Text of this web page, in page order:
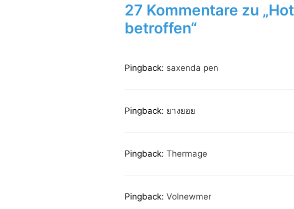
27 Kommentare zu
betroffen“
Pingback: saxenda pen
Pingback: ยางยอย
Pingback: Thermage
Pingback: Volnewmer